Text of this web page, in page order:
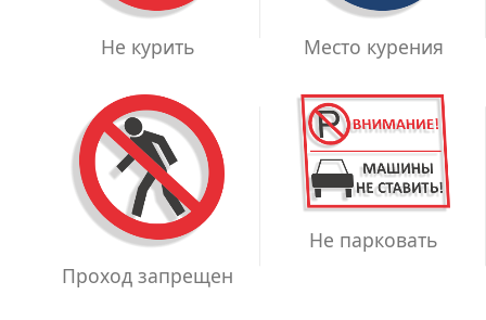
Не курить Место курения
Проход запрещен
Не парковать